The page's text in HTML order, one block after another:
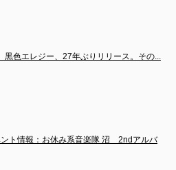
黒色エレジー、27年ぶりリリース。その...
ント情報：お休み系音楽隊 沼　2ndアルバ